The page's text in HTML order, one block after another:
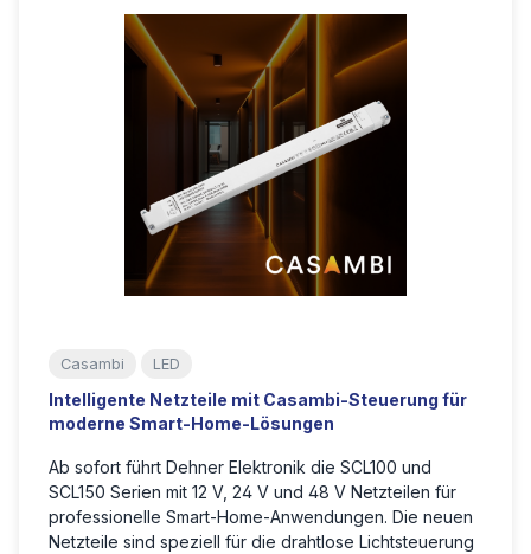
Casambi LED
Intelligente Netzteile mit Casambi-Steuerung für
moderne Smart-Home-Lösungen
Ab sofort führt Dehner Elektronik die SCL100 und
SCL150 Serien mit 12 V, 24 V und 48 V Netzteilen für
professionelle Smart-Home-Anwendungen. Die neuen
Netzteile sind speziell für die drahtlose Lichtsteuerung